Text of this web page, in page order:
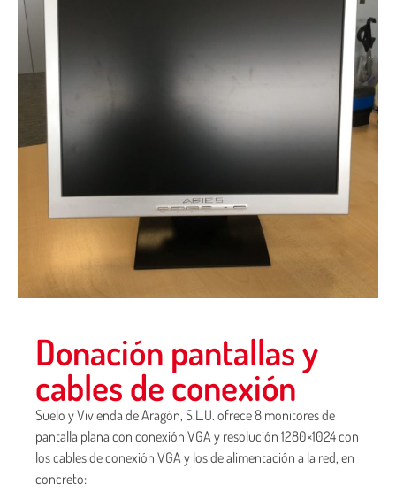
Donación pantallas y
cables de conexión
Suelo y Vivienda de Aragón, S.L.U. ofrece 8 monitores de
pantalla plana con conexión VGA y resolución 1280×1024 con
los cables de conexión VGA y los de alimentación a la red, en
concreto: